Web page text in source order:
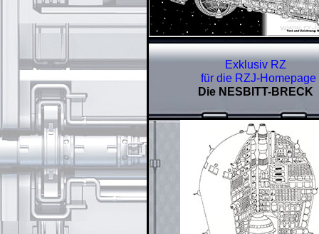
Exklusiv RZ
für die RZJ-Homepage
Die NESBITT-BRECK